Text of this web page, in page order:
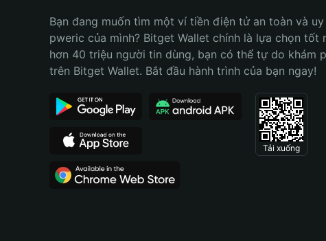
Bahasa Indonesia
Português (Brasil)
Bạn đang muốn tìm một ví tiền điện tử an toàn và
pweric của mình? Bitget Wallet chính là lựa chọn tốt
hơn 40 triệu người tin dùng, bạn có thể tự do khám
trên Bitget Wallet. Bắt đầu hành trình của bạn ngay!
Tải xuống